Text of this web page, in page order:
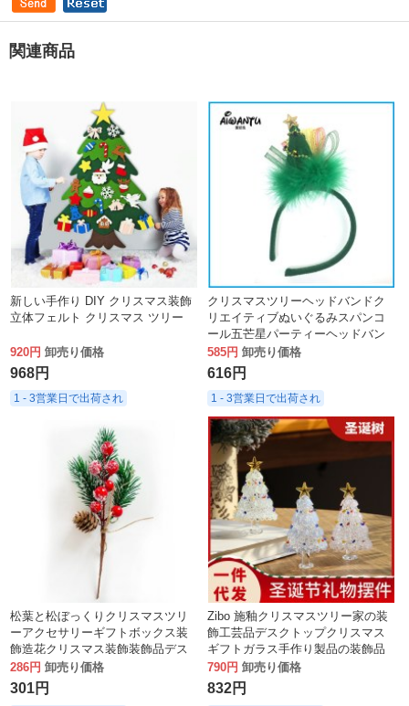
関連商品
新しい手作り DIY クリスマス装飾
立体フェルト クリスマス ツリー
920円 卸売り価格
968円
1 - 3営業日で出荷され
クリスマスツリーヘッドバンドク
リエイティブぬいぐるみスパンコ
ール五芒星パーティーヘッドバン
ドクリスマスドレスアップパフォ
ーマンスヘッドバンド装飾
585円 卸売り価格
616円
1 - 3営業日で出荷され
松葉と松ぼっくりクリスマスツリ
ーアクセサリーギフトボックス装
飾造花クリスマス装飾装飾品デス
クトップ装飾クリスマス
286円 卸売り価格
301円
Zibo 施釉クリスマスツリー家の装
飾工芸品デスクトップクリスマス
ギフトガラス手作り製品の装飾品
790円 卸売り価格
832円